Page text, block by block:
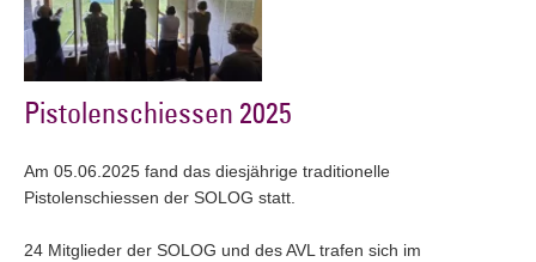
Pistolenschiessen 2025
Am 05.06.2025 fand das diesjährige traditionelle
Pistolenschiessen der SOLOG statt.
24 Mitglieder der SOLOG und des AVL trafen sich im